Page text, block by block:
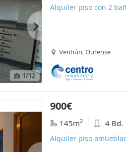
1/12
Alquiler piso con 2
Ventiún, Ourense
900€
145m2 4 Bd.
Alquiler piso